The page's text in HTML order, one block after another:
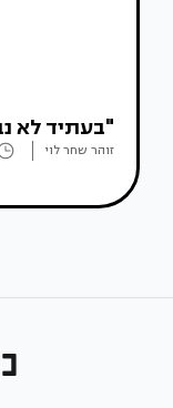
"בעתיד לא
זוהר שחר לוי